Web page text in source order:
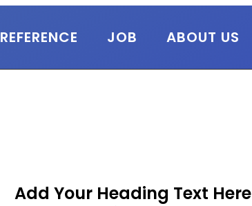
REFERENCE JOB ABOUT US
Add Your Heading Text Here